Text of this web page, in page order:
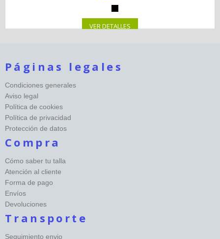
VER DETALLES
Páginas legales
Condiciones generales
Aviso legal
Política de cookies
Política de privacidad
Protección de datos
Compra
Cómo saber tu talla
Atención al cliente
Forma de pago
Envíos
Devoluciones
Transporte
Seguimiento envio